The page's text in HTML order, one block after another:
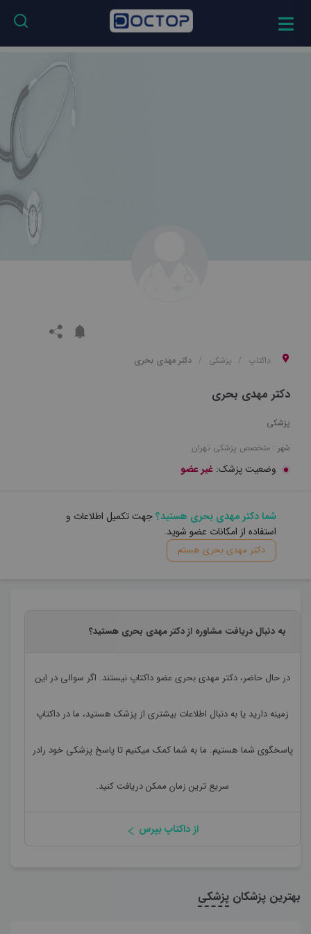
داکتاپ پزشکی دکتر مهدی بحری
دکتر مهدی بحری
پزشکی
شهر : متخصص پزشکی تهران
وضعیت پزشک: غیر عضو
شما دکتر مهدی بحری هستید؟جهت تکمیل اطلاعات و
استفاده از امکانات عضو شوید.
دکتر مهدی بحری هستم
به دنبال دریافت مشاوره از دکتر مهدی بحری هستید؟
در حال حاضر،دکتر مهدی بحریعضو داکتاپ نیستند. اگر سوالی در این
زمینه دارید یا به دنبال اطلاعات بیشتری از پزشک هستید، ما در داکتاپ
پاسخگوی شما هستیم. ما به شما کمک میکنیم تا پاسخ پزشکی خود رادر
سریع ترین زمان ممکن دریافت کنید.
از داکتاپ بپرس
بهترین پزشکان پزشکی